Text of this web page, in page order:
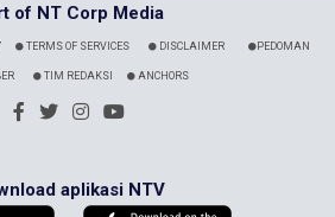
of NT Corp Media
TERMS OF SERVICES DISCLAIMER PEDOMAN
TIM REDAKSI ANCHORS
aplikasi NTV